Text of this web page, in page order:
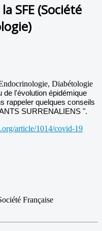
SFE (Société
Diabétologie
de l'évolution épidémique
rappeler quelques conseils
SURRENALIENS ".
article/1014/covid-19
Française